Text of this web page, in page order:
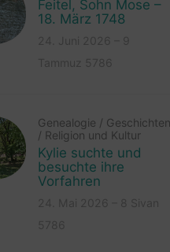
Feitel, Sohn Mose –
18. März 1748
Genealogie / Geschichten
/ Religion und Kultur
Kylie suchte und
besuchte ihre
Vorfahren